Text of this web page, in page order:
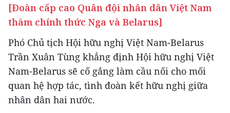
[Đoàn cấp cao Quân đội nhân dân Việt Nam
thăm chính thức Nga và Belarus]
Phó Chủ tịch Hội hữu nghị Việt Nam-Belarus
Trần Xuân Tùng khẳng định Hội hữu nghị Việt
Nam-Belarus sẽ cố gắng làm cầu nối cho mối
quan hệ hợp tác, tình đoàn kết hữu nghị giữa
nhân dân hai nước.